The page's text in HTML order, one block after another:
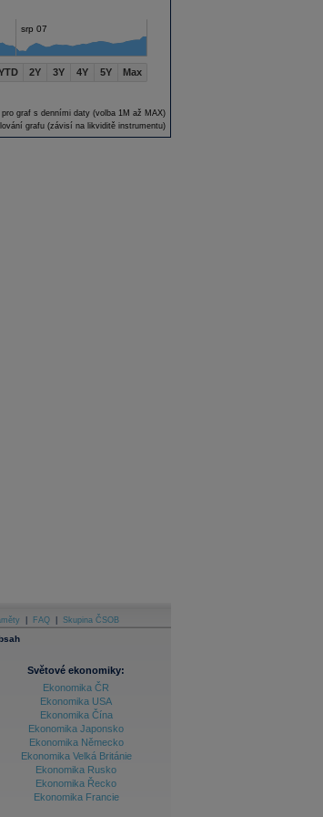
srp 07
2Y 3Y 4Y 5Y Max
graf s denními daty (volba 1M až MAX)
grafu (závisí na likviditě instrumentu)
FAQ Skupina ČSOB
Světové ekonomiky:
Ekonomika ČR
Ekonomika USA
Ekonomika Čína
Ekonomika Japonsko
Ekonomika Německo
Ekonomika Velká Británie
Ekonomika Rusko
Ekonomika Řecko
Ekonomika Francie